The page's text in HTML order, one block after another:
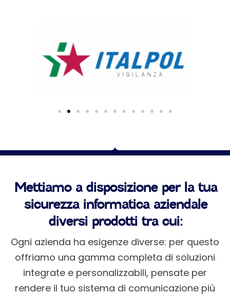
Mettiamo a disposizione per la tua
sicurezza informatica aziendale
diversi prodotti tra cui:
Ogni azienda ha esigenze diverse: per questo
offriamo una gamma completa di soluzioni
integrate e personalizzabili, pensate per
rendere il tuo sistema di comunicazione più